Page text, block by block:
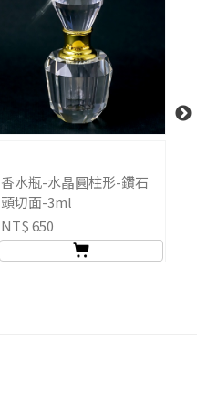
香水瓶-水晶圓柱形-鑽石
頭切面-3ml
NT$ 650